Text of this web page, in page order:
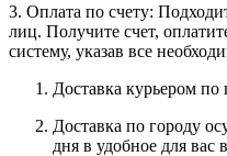
3. Оплата по счету:
лиц. Получите счет,
систему, указав все
Доставка курьером по
Доставка по городу
дня в удобное для вас